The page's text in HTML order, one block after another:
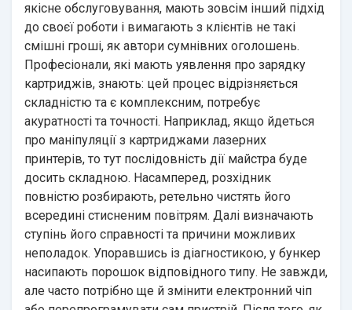
якісне обслуговування, мають зовсім інший підхід
до своєї роботи і вимагають з клієнтів не такі
смішні гроші, як автори сумнівних оголошень.
Професіонали, які мають уявлення про зарядку
картриджів, знають: цей процес відрізняється
складністю та є комплексним, потребує
акуратності та точності. Наприклад, якщо йдеться
про маніпуляції з картриджами лазерних
принтерів, то тут послідовність дії майстра буде
досить складною. Насамперед, розхідник
повністю розбирають, ретельно чистять його
всередині стисненим повітрям. Далі визначають
ступінь його справності та причини можливих
неполадок. Упоравшись із діагностикою, у бункер
насипають порошок відповідного типу. Не завжди,
але часто потрібно ще й змінити електронний чіп